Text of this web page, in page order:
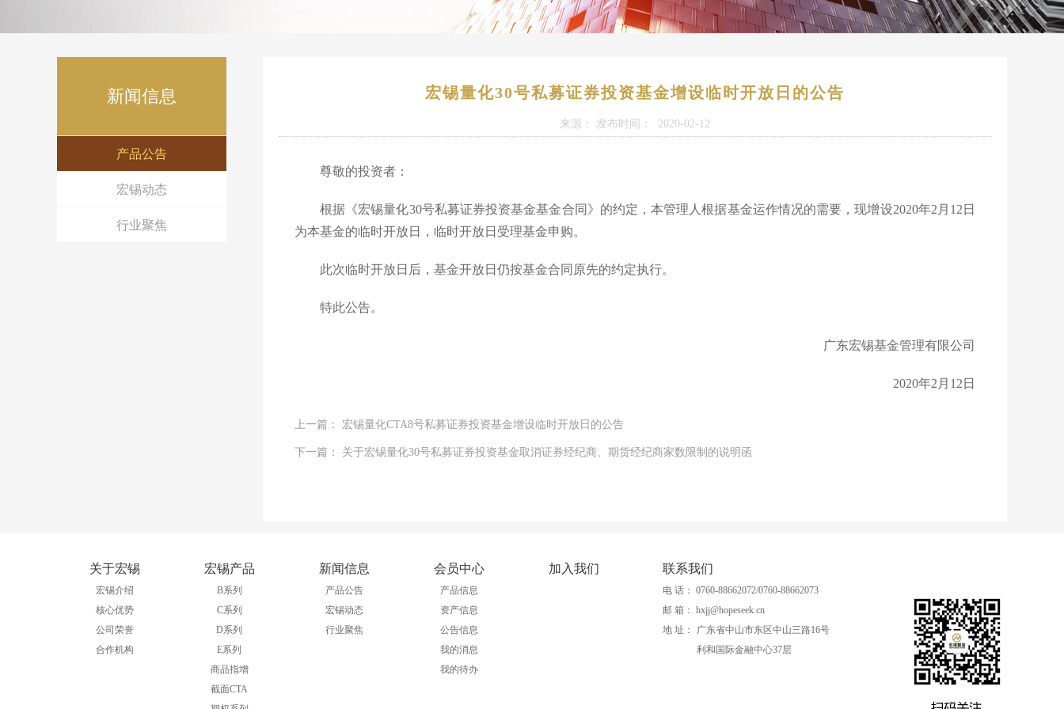
新闻信息
产品公告
宏锡动态
行业聚焦
宏锡量化30号私募证券投资基金增设临时开放日的公告
来源： 发布时间： 2020-02-12
尊敬的投资者：
根据《宏锡量化30号私募证券投资基金基金合同》的约定，本管理人根据基金运作情况的需要，现增设2020年2月12日
为本基金的临时开放日，临时开放日受理基金申购。
此次临时开放日后，基金开放日仍按基金合同原先的约定执行。
特此公告。
广东宏锡基金管理有限公司
2020年2月12日
上一篇： 宏锡量化CTA8号私募证券投资基金增设临时开放日的公告
下一篇： 关于宏锡量化30号私募证券投资基金取消证券经纪商、期货经纪商家数限制的说明函
关于宏锡
宏锡介绍
核心优势
公司荣誉
合作机构
宏锡产品
B系列
C系列
D系列
E系列
商品指增
截面CTA
新闻信息
产品公告
宏锡动态
行业聚焦
会员中心
产品信息
资产信息
公告信息
我的消息
我的待办
加入我们 联系我们
电 话： 0760-88662072/0760-88662073
邮 箱： hxjj@hopeseek.cn
地 址：
广东省中山市东区中山三路16号
利和国际金融中心37层